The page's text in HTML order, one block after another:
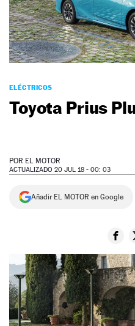
NEWSLETTER
SÍGUENOS
ELÉCTRICOS
Toyota Prius
POR EL MOTOR
ACTUALIZADO 20 JUL 18 - 00: 03
Añadir EL MOTOR en Google